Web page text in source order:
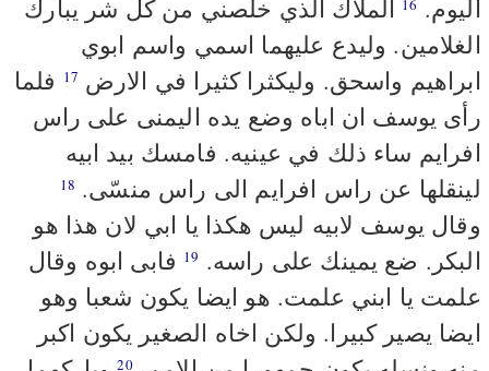
اليوم. 16 الملاك الذي خلصني من كل شر يبارك
الغلامين. وليدع عليهما اسمي واسم ابوي
ابراهيم واسحق. وليكثرا كثيرا في الارض 17 فلما
رأى يوسف ان اباه وضع يده اليمنى على راس
افرايم ساء ذلك في عينيه. فامسك بيد ابيه
لينقلها عن راس افرايم الى راس منسّى. 18
وقال يوسف لابيه ليس هكذا يا ابي لان هذا هو
البكر. ضع يمينك على راسه. 19 فابى ابوه وقال
علمت يا ابني علمت. هو ايضا يكون شعبا وهو
ايضا يصير كبيرا. ولكن اخاه الصغير يكون اكبر
20